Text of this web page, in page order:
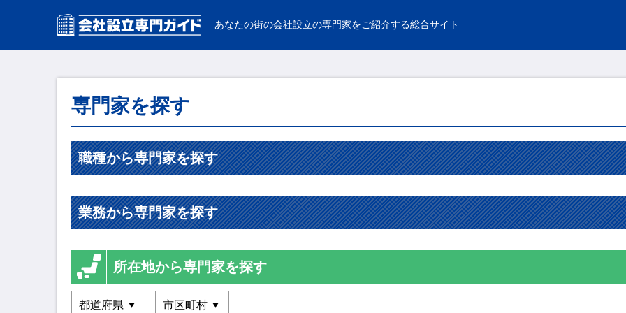
あなたの街の会社設立の専門家をご紹介する総合サイト
専門家を探す
職種から専門家を探す
業務から専門家を探す
所在地から専門家を探す